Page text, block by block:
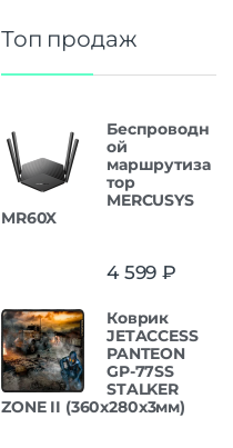
Топ продаж
Беспроводн
ой
маршрутиза
тор
MERCUSYS
MR60X
4 599 ₽
Коврик
JETACCESS
PANTEON
GP-77SS
STALKER
ZONE II (360x280x3мм)